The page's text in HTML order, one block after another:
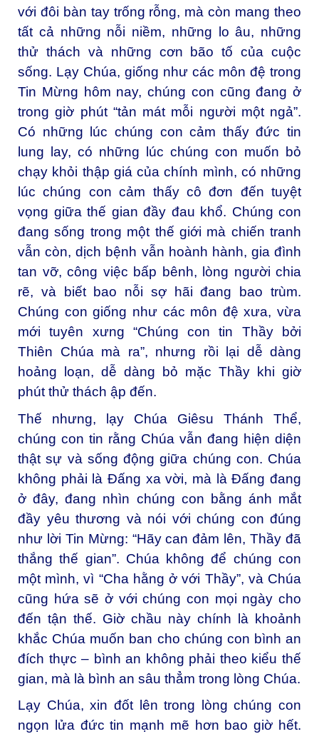
với đôi bàn tay trống rỗng, mà còn mang theo
tất cả những nỗi niềm, những lo âu, những
thử thách và những cơn bão tố của cuộc
sống. Lạy Chúa, giống như các môn đệ trong
Tin Mừng hôm nay, chúng con cũng đang ở
trong giờ phút “tản mát mỗi người một ngả”.
Có những lúc chúng con cảm thấy đức tin
lung lay, có những lúc chúng con muốn bỏ
chạy khỏi thập giá của chính mình, có những
lúc chúng con cảm thấy cô đơn đến tuyệt
vọng giữa thế gian đầy đau khổ. Chúng con
đang sống trong một thế giới mà chiến tranh
vẫn còn, dịch bệnh vẫn hoành hành, gia đình
tan vỡ, công việc bấp bênh, lòng người chia
rẽ, và biết bao nỗi sợ hãi đang bao trùm.
Chúng con giống như các môn đệ xưa, vừa
mới tuyên xưng “Chúng con tin Thầy bởi
Thiên Chúa mà ra”, nhưng rồi lại dễ dàng
hoảng loạn, dễ dàng bỏ mặc Thầy khi giờ
phút thử thách ập đến.
Thế nhưng, lạy Chúa Giêsu Thánh Thể,
chúng con tin rằng Chúa vẫn đang hiện diện
thật sự và sống động giữa chúng con. Chúa
không phải là Đấng xa vời, mà là Đấng đang
ở đây, đang nhìn chúng con bằng ánh mắt
đầy yêu thương và nói với chúng con đúng
như lời Tin Mừng: “Hãy can đảm lên, Thầy đã
thắng thế gian”. Chúa không để chúng con
một mình, vì “Cha hằng ở với Thầy”, và Chúa
cũng hứa sẽ ở với chúng con mọi ngày cho
đến tận thế. Giờ chầu này chính là khoảnh
khắc Chúa muốn ban cho chúng con bình an
đích thực – bình an không phải theo kiểu thế
gian, mà là bình an sâu thẳm trong lòng Chúa.
Lạy Chúa, xin đốt lên trong lòng chúng con
ngọn lửa đức tin mạnh mẽ hơn bao giờ hết.